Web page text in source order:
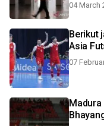
04 March
Berikut
Asia
07